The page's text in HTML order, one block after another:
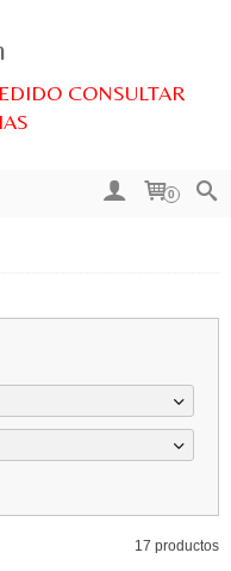
CONSULTAR
0
17 productos